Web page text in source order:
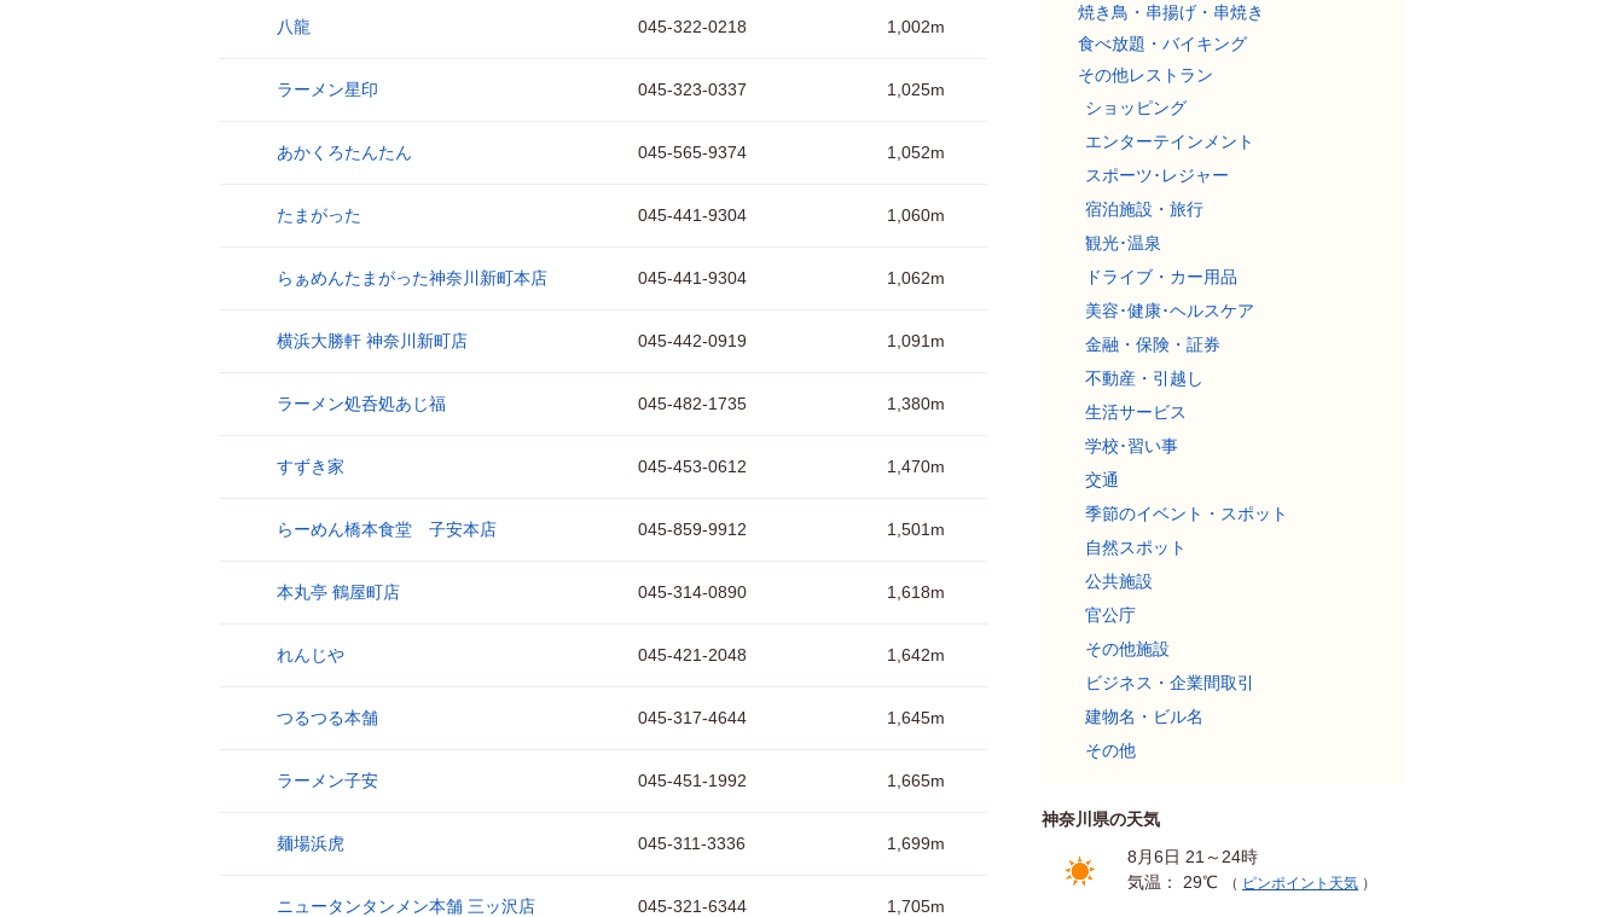
八龍 045-322-0218 1,002m
ラーメン星印 045-323-0337 1,025m
あかくろたんたん 045-565-9374 1,052m
たまがった 045-441-9304 1,060m
らぁめんたまがった神奈川新町本店 045-441-9304 1,062m
横浜大勝軒 神奈川新町店 045-442-0919 1,091m
ラーメン処呑処あじ福 045-482-1735 1,380m
すずき家 045-453-0612 1,470m
らーめん橋本食堂 子安本店 045-859-9912 1,501m
本丸亭 鶴屋町店 045-314-0890 1,618m
れんじや 045-421-2048 1,642m
つるつる本舗 045-317-4644 1,645m
ラーメン子安 045-451-1992 1,665m
麺場浜虎 045-311-3336 1,699m
ニュータンタンメン本舗 三ッ沢店 045-321-6344 1,705m
焼き鳥・串揚げ・串焼き
食べ放題・バイキング
その他レストラン
ショッピング
エンターテインメント
スポーツ･レジャー
宿泊施設・旅行
観光･温泉
ドライブ・カー用品
美容･健康･ヘルスケア
金融・保険・証券
不動産・引越し
生活サービス
学校･習い事
交通
季節のイベント・スポット
自然スポット
公共施設
官公庁
その他施設
ビジネス・企業間取引
建物名・ビル名
その他
神奈川県の天気
8月6日 21～24時
気温： 29℃
（ ピンポイント天気 ）